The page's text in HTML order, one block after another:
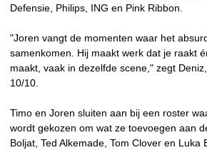
Defensie, Philips, ING en Pink Ribbon.
"Joren vangt de momenten waar het
samenkomen. Hij maakt werk dat je raakt
maakt, vaak in dezelfde scene," zegt
10/10.
Timo en Joren sluiten aan bij een roster
wordt gekozen om wat ze toevoegen aan
Boljat, Ted Alkemade, Tom Clover en Luka